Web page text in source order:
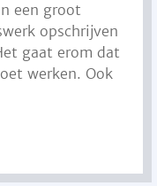
een groot
opschrijven
gaat erom dat
werken. Ook